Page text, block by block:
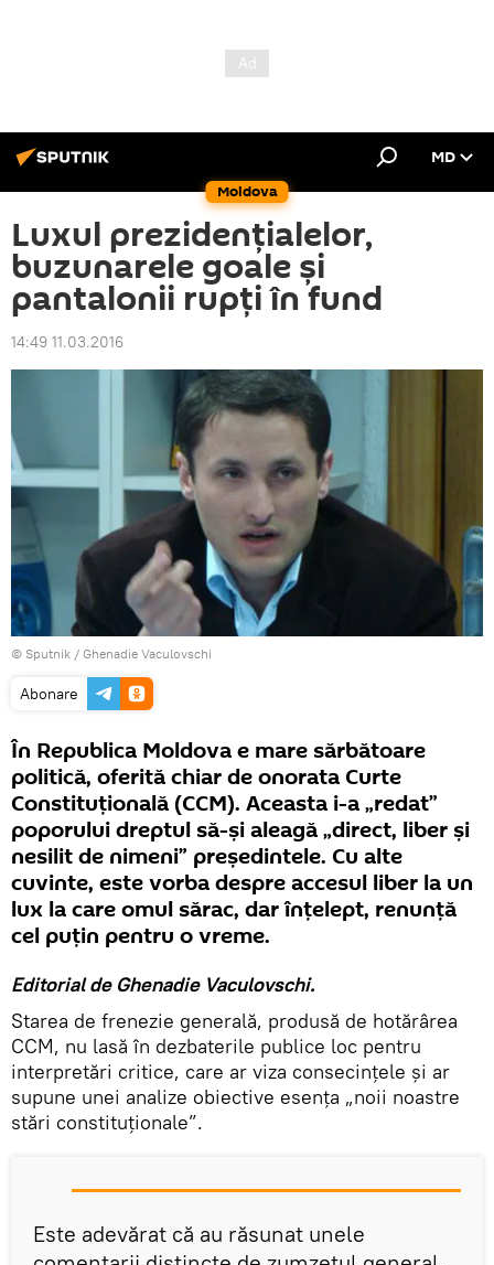
Moldova
MD
Luxul prezidenţialelor,
buzunarele goale şi
pantalonii rupţi în fund
14:49 11.03.2016
© Sputnik / Ghenadie Vaculovschi
Abonare
În Republica Moldova e mare sărbătoare
politică, oferită chiar de onorata Curte
Constituţională (CCM). Aceasta i-a „redat”
poporului dreptul să-şi aleagă „direct, liber şi
nesilit de nimeni” preşedintele. Cu alte
cuvinte, este vorba despre accesul liber la un
lux la care omul sărac, dar înţelept, renunţă
cel puţin pentru o vreme.
Editorial de Ghenadie Vaculovschi.
Starea de frenezie generală, produsă de hotărârea
CCM, nu lasă în dezbaterile publice loc pentru
interpretări critice, care ar viza consecinţele şi ar
supune unei analize obiective esenţa „noii noastre
stări constituţionale”.
Este adevărat că au răsunat unele